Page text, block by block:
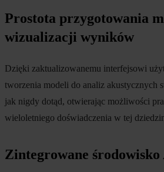
Prostota przygotowania
wizualizacji wyników
Dzięki zaktualizowanemu interfejsowi
tworzenia modeli do analiz akustycznych
jak nigdy dotąd, otwierając możliwości
wieloletniego doświadczenia w tej
Zintegrowane